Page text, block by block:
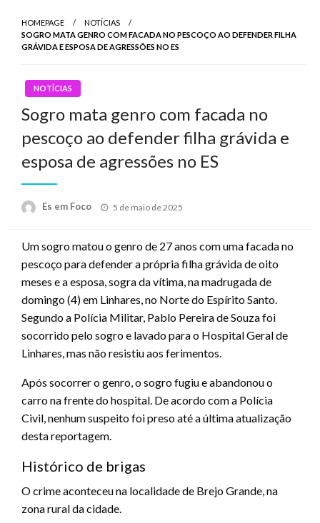
HOMEPAGE
NOTÍCIAS
SOGRO MATA GENRO COM FACADA NO PESCOÇO AO DEFENDER FILHA
GRÁVIDA E ESPOSA DE AGRESSÕES NO ES
NOTÍCIAS
Sogro mata genro com facada no
pescoço ao defender filha grávida e
esposa de agressões no ES
Es em Foco
Posted
5 de maio de 2025
Um sogro matou o genro de 27 anos com uma facada no
pescoço para defender a própria filha grávida de oito
meses e a esposa, sogra da vítima, na madrugada de
domingo (4) em Linhares, no Norte do Espírito Santo.
Segundo a Polícia Militar, Pablo Pereira de Souza foi
socorrido pelo sogro e lavado para o Hospital Geral de
Linhares, mas não resistiu aos ferimentos.
Após socorrer o genro, o sogro fugiu e abandonou o
carro na frente do hospital. De acordo com a Polícia
Civil, nenhum suspeito foi preso até a última atualização
desta reportagem.
Histórico de brigas
O crime aconteceu na localidade de Brejo Grande, na
zona rural da cidade.